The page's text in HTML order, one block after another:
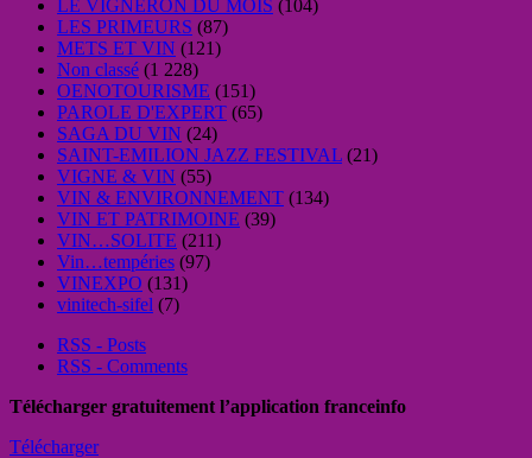
LE VIGNERON DU MOIS (104)
LES PRIMEURS (87)
METS ET VIN (121)
Non classé (1 228)
OENOTOURISME (151)
PAROLE D'EXPERT (65)
SAGA DU VIN (24)
SAINT-EMILION JAZZ FESTIVAL (21)
VIGNE & VIN (55)
VIN & ENVIRONNEMENT (134)
VIN ET PATRIMOINE (39)
VIN…SOLITE (211)
Vin…tempéries (97)
VINEXPO (131)
vinitech-sifel (7)
RSS - Posts
RSS - Comments
Télécharger gratuitement l’application franceinfo
Télécharger